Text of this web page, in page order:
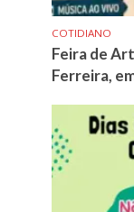
COTIDIANO
Feira de
Ferreira,